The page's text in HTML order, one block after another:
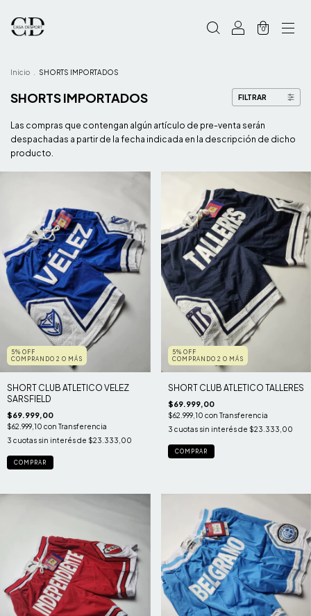
0
Inicio SHORTS IMPORTADOS
SHORTS IMPORTADOS FILTRAR
Las compras que contengan algún artículo de pre-venta serán
despachadas a partir de la fecha indicada en la descripción de dicho
producto.
5% OFF
COMPRANDO 2 O MÁS
SHORT CLUB ATLETICO VELEZ
SARSFIELD
$69.999,00
$62.999,10 con Transferencia
3 cuotas sin interés de $23.333,00
COMPRAR
5% OFF
COMPRANDO 2 O MÁS
SHORT CLUB ATLETICO TALLERES
$69.999,00
$62.999,10 con Transferencia
3 cuotas sin interés de $23.333,00
COMPRAR